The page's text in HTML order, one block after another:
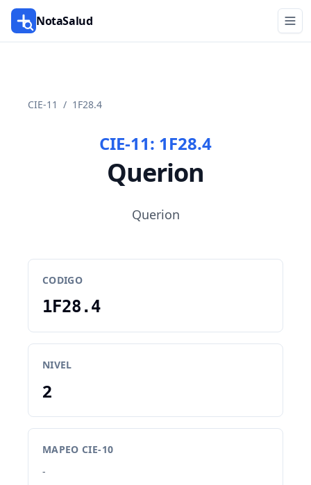
NotaSalud
CIE-11 / 1F28.4
CIE-11: 1F28.4
Querion
Querion
CODIGO
1F28.4
NIVEL
2
MAPEO CIE-10
-